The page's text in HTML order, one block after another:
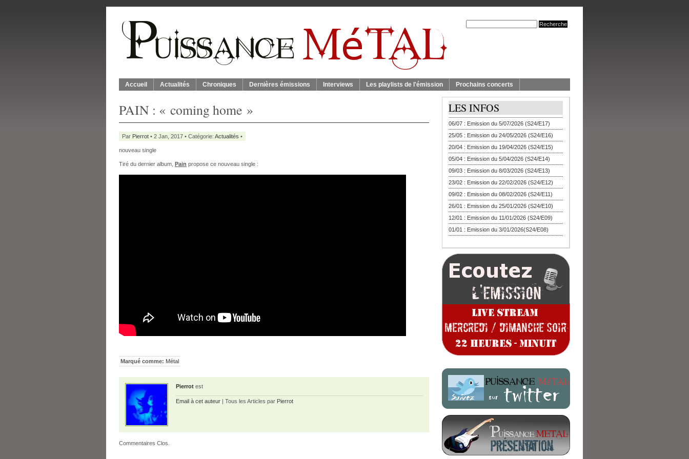
Accueil Actualités Chroniques Dernières émissions Interviews Les playlists de l'émission Prochains concerts
PAIN : « coming home »
Par Pierrot • 2 Jan, 2017 • Catégorie: Actualités •
nouveau single
Tiré du dernier album, Pain propose ce nouveau single :
Marqué comme: Métal
Pierrot est
Email à cet auteur | Tous les Articles par Pierrot
Commentaires Clos.
LES INFOS
06/07 : Emission du 5/07/2026 (S24/E17)
25/05 : Emission du 24/05/2026 (S24/E16)
20/04 : Emission du 19/04/2026 (S24/E15)
05/04 : Emission du 5/04/2026 (S24/E14)
09/03 : Emission du 8/03/2026 (S24/E13)
23/02 : Emission du 22/02/2026 (S24/E12)
09/02 : Emission du 08/02/2026 (S24/E11)
26/01 : Emission du 25/01/2026 (S24/E10)
12/01 : Emission du 11/01/2026 (S24/E09)
01/01 : Emission du 3/01/2026(S24/E08)